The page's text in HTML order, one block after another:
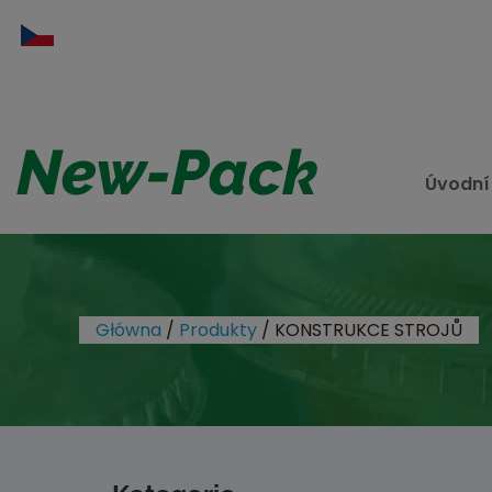
Główna / Produkty / KONSTRUKCE STROJŮ